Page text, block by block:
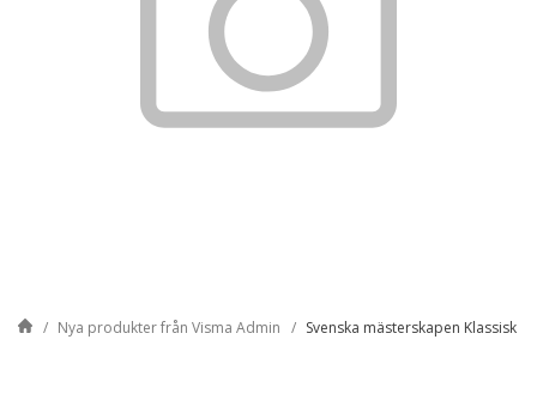
Nya produkter från Visma Admin Svenska mästerskapen Klassisk